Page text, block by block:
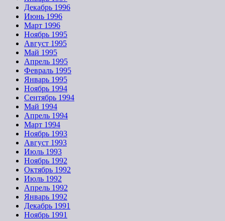
Декабрь 1996
Июнь 1996
Март 1996
Ноябрь 1995
Август 1995
Май 1995
Апрель 1995
Февраль 1995
Январь 1995
Ноябрь 1994
Сентябрь 1994
Май 1994
Апрель 1994
Март 1994
Ноябрь 1993
Август 1993
Июль 1993
Ноябрь 1992
Октябрь 1992
Июль 1992
Апрель 1992
Январь 1992
Декабрь 1991
Ноябрь 1991